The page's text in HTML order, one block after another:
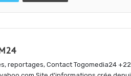
reportages, Contact Togomedia24